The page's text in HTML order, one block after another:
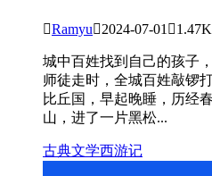
Ramyu2024-07-01 1.47K
城中百姓找到自己的孩子
师徒走时，全城百姓敲锣
比丘国，早起晚睡，历经
山，进了一片黑松...
古典文学西游记